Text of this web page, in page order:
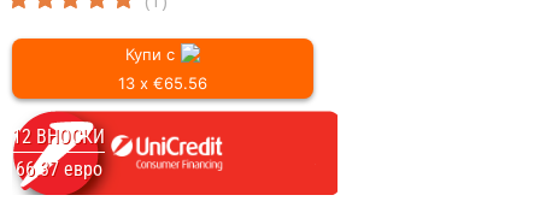
Купи с
13 x €65.56
12 ВНОСКИ
66.37 евро